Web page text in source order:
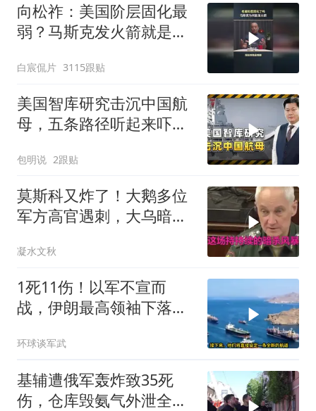
向松祚：美国阶层固化最
弱？马斯克发火箭就是答
白宸侃片 3115跟贴
美国智库研究击沉中国航
母，五条路径听起来吓
包明说 2跟贴
莫斯科又炸了！大鹅多位
军方高官遇刺，大乌暗杀
凝水文秋
1死11伤！以军不宣而
战，伊朗最高领袖下落不
环球谈军武
基辅遭俄军轰炸致35死
伤，仓库毁氨气外泄全城